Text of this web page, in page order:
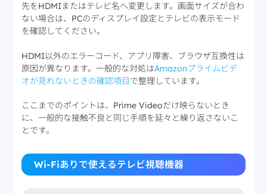
先をHDMIまたはテレビ名へ変更します。画面サイズが合わ
ない場合は、PCのディスプレイ設定とテレビの表示モード
を確認してください。
HDMI以外のエラーコード、アプリ障害、ブラウザ互換性は
原因が異なります。一般的な対処はAmazonプライムビデ
オが見れないときの確認項目で整理しています。
ここまでのポイントは、Prime Videoだけ映らないとき
に、一般的な接触不良と同じ手順を延々と繰り返さないこ
とです。
Wi-Fiありで使えるテレビ視聴機器